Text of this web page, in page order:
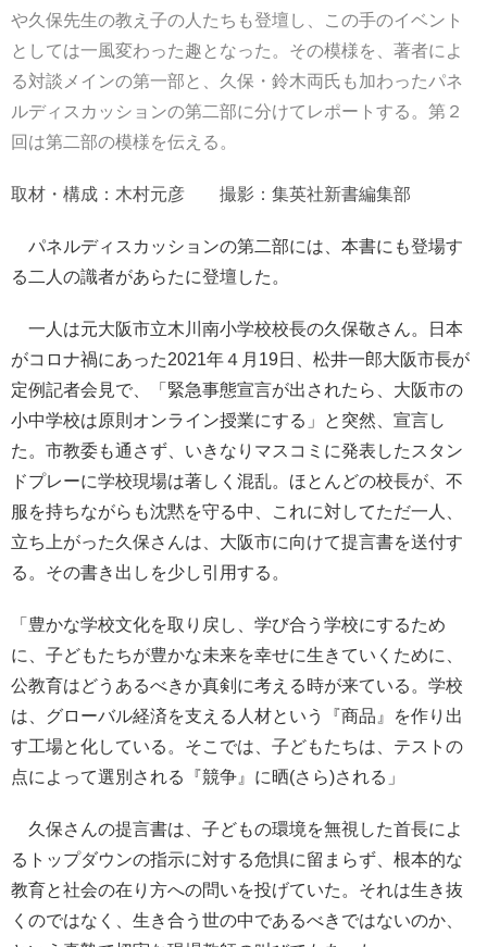
や久保先生の教え子の人たちも登壇し、この手のイベント
としては一風変わった趣となった。その模様を、著者によ
る対談メインの第一部と、久保・鈴木両氏も加わったパネ
ルディスカッションの第二部に分けてレポートする。第２
回は第二部の模様を伝える。
取材・構成：木村元彦 撮影：集英社新書編集部
パネルディスカッションの第二部には、本書にも登場す
る二人の識者があらたに登壇した。
一人は元大阪市立木川南小学校校長の久保敬さん。日本
がコロナ禍にあった2021年４月19日、松井一郎大阪市長が
定例記者会見で、「緊急事態宣言が出されたら、大阪市の
小中学校は原則オンライン授業にする」と突然、宣言し
た。市教委も通さず、いきなりマスコミに発表したスタン
ドプレーに学校現場は著しく混乱。ほとんどの校長が、不
服を持ちながらも沈黙を守る中、これに対してただ一人、
立ち上がった久保さんは、大阪市に向けて提言書を送付す
る。その書き出しを少し引用する。
「豊かな学校文化を取り戻し、学び合う学校にするため
に、子どもたちが豊かな未来を幸せに生きていくために、
公教育はどうあるべきか真剣に考える時が来ている。学校
は、グローバル経済を支える人材という『商品』を作り出
す工場と化している。そこでは、子どもたちは、テストの
点によって選別される『競争』に晒(さら)される」
久保さんの提言書は、子どもの環境を無視した首長によ
るトップダウンの指示に対する危惧に留まらず、根本的な
教育と社会の在り方への問いを投げていた。それは生き抜
くのではなく、生き合う世の中であるべきではないのか、